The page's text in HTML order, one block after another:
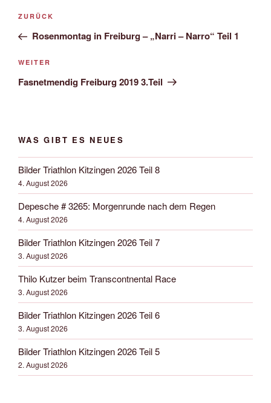
Beitrags-
Vorheriger
Beitrag
ZURÜCK
Rosenmontag in Freiburg – „Narri – Narro“ Teil 1
Nächster
Beitrag
WEITER
Fasnetmendig Freiburg 2019 3.Teil
WAS GIBT ES NEUES
Bilder Triathlon Kitzingen 2026 Teil 8
4. August 2026
Depesche # 3265: Morgenrunde nach dem Regen
4. August 2026
Bilder Triathlon Kitzingen 2026 Teil 7
3. August 2026
Thilo Kutzer beim Transcontnental Race
3. August 2026
Bilder Triathlon Kitzingen 2026 Teil 6
3. August 2026
Bilder Triathlon Kitzingen 2026 Teil 5
2. August 2026